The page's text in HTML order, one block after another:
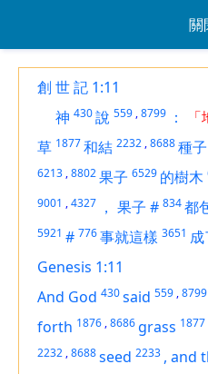
關
創 世 記 1:11
神 430說 559 ,8799 ：
草 1877和結 2232 ,8688種子
6213 ,8802果子 6529 的樹木
9001 ,4327 ， 果子 # 834都
5921 # 776事就這樣 3651 成
Genesis 1:11
And God 430said 559 ,8799
forth 1876 ,8686 grass 1877
2232 ,8688seed 2233 , and